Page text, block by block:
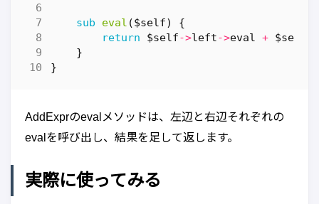
sub eval ($self) {
return
$self->left->eval + $self
}
}
AddExprのevalメソッドは、左辺と右辺それぞれの
evalを呼び出し、結果を足して返します。
実際に使ってみる